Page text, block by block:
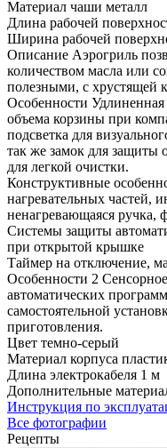
Материал чаши металл
Длина рабочей
Ширина рабочей
Описание Аэрогриль
количеством масла или
полезными, с хрустящей
Особенности
объема корзины при
подсветка для
так же замок для защиты
для легкой очистки.
Конструктивные
нагревательных частей,
ненагревающаяся ручка,
Системы защиты
при открытой крышке
Таймер на отключение,
Особенности 2
автоматических
самостоятельной
приготовления.
Цвет темно-серый
Материал корпуса
Длина электрокабеля 1 м
Дополнительные
Инструкция по
Все фотографии
Рецепты